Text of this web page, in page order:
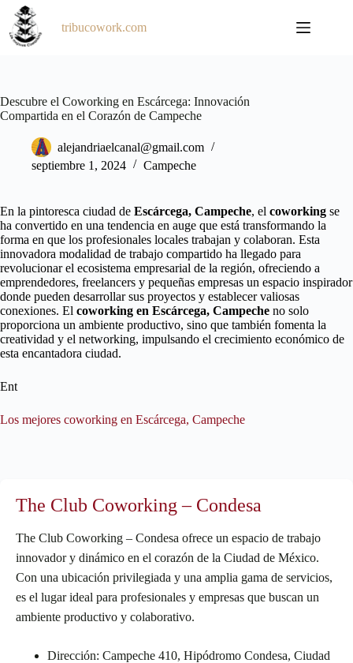
Saltar
contenido
tribucowork.com
Descubre el Coworking en Escárcega: Innovación
Compartida en el Corazón de Campeche
alejandriaelcanal@gmail.com
septiembre 1, 2024
Campeche
En la pintoresca ciudad de Escárcega, Campeche, el coworking se
ha convertido en una tendencia en auge que está transformando la
forma en que los profesionales locales trabajan y colaboran. Esta
innovadora modalidad de trabajo compartido ha llegado para
revolucionar el ecosistema empresarial de la región, ofreciendo a
emprendedores, freelancers y pequeñas empresas un espacio inspirador
donde pueden desarrollar sus proyectos y establecer valiosas
conexiones. El coworking en Escárcega, Campeche no solo
proporciona un ambiente productivo, sino que también fomenta la
creatividad y el networking, impulsando el crecimiento económico de
esta encantadora ciudad.
Ent
Los mejores coworking en Escárcega, Campeche
The Club Coworking – Condesa
The Club Coworking – Condesa ofrece un espacio de trabajo
innovador y dinámico en el corazón de la Ciudad de México.
Con una ubicación privilegiada y una amplia gama de servicios,
es el lugar ideal para profesionales y empresas que buscan un
ambiente productivo y colaborativo.
Dirección: Campeche 410, Hipódromo Condesa, Ciudad